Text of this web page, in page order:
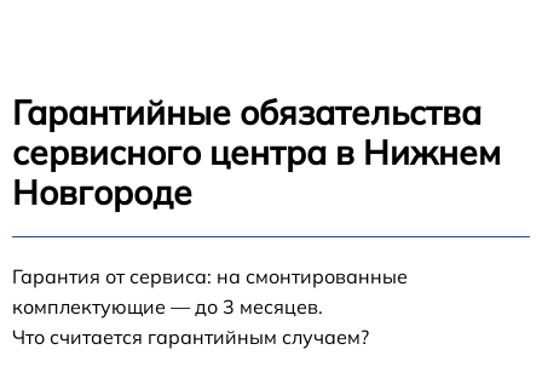
Гарантийные обязательства
сервисного центра в Нижнем
Новгороде
Гарантия от сервиса: на смонтированные
комплектующие — до 3 месяцев.
Что считается гарантийным случаем?